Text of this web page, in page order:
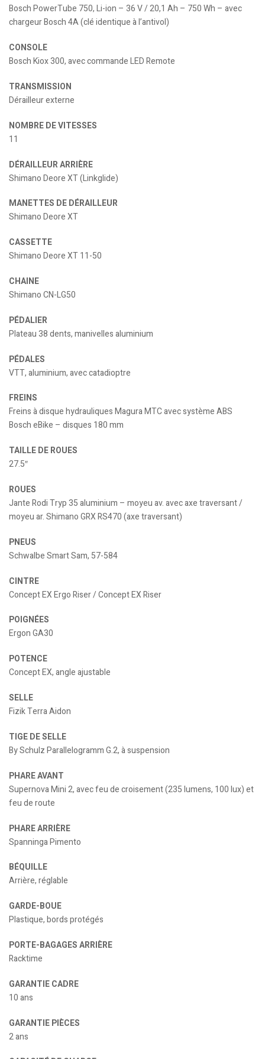
Bosch PowerTube 750, Li-ion – 36 V / 20,1 Ah – 750 Wh – avec
chargeur Bosch 4A (clé identique à l’antivol)
CONSOLE
Bosch Kiox 300, avec commande LED Remote
TRANSMISSION
Dérailleur externe
NOMBRE DE VITESSES
11
DÉRAILLEUR ARRIÈRE
Shimano Deore XT (Linkglide)
MANETTES DE DÉRAILLEUR
Shimano Deore XT
CASSETTE
Shimano Deore XT 11-50
CHAINE
Shimano CN-LG50
PÉDALIER
Plateau 38 dents, manivelles aluminium
PÉDALES
VTT, aluminium, avec catadioptre
FREINS
Freins à disque hydrauliques Magura MTC avec système ABS
Bosch eBike – disques 180 mm
TAILLE DE ROUES
27.5″
ROUES
Jante Rodi Tryp 35 aluminium – moyeu av. avec axe traversant /
moyeu ar. Shimano GRX RS470 (axe traversant)
PNEUS
Schwalbe Smart Sam, 57-584
CINTRE
Concept EX Ergo Riser / Concept EX Riser
POIGNÉES
Ergon GA30
POTENCE
Concept EX, angle ajustable
SELLE
Fizik Terra Aidon
TIGE DE SELLE
By Schulz Parallelogramm G.2, à suspension
PHARE AVANT
Supernova Mini 2, avec feu de croisement (235 lumens, 100 lux) et
feu de route
PHARE ARRIÈRE
Spanninga Pimento
BÉQUILLE
Arrière, réglable
GARDE-BOUE
Plastique, bords protégés
PORTE-BAGAGES ARRIÈRE
Racktime
GARANTIE CADRE
10 ans
GARANTIE PIÈCES
2 ans